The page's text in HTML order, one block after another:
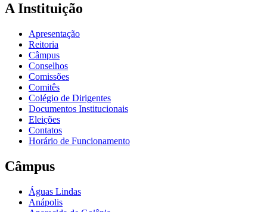
A Instituição
Apresentação
Reitoria
Câmpus
Conselhos
Comissões
Comitês
Colégio de Dirigentes
Documentos Institucionais
Eleições
Contatos
Horário de Funcionamento
Câmpus
Águas Lindas
Anápolis